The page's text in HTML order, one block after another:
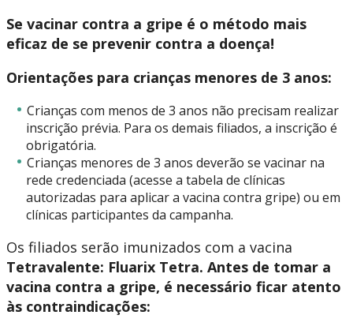
Se vacinar contra a gripe é o método mais
eficaz de se prevenir contra a doença!
Orientações para crianças menores de 3 anos:
Crianças com menos de 3 anos não precisam realizar
inscrição prévia. Para os demais filiados, a inscrição é
obrigatória.
Crianças menores de 3 anos deverão se vacinar na
rede credenciada (acesse a tabela de clínicas
autorizadas para aplicar a vacina contra gripe) ou em
clínicas participantes da campanha.
Os filiados serão imunizados com a vacina
Tetravalente: Fluarix Tetra. Antes de tomar a
vacina contra a gripe, é necessário ficar atento
às contraindicações: